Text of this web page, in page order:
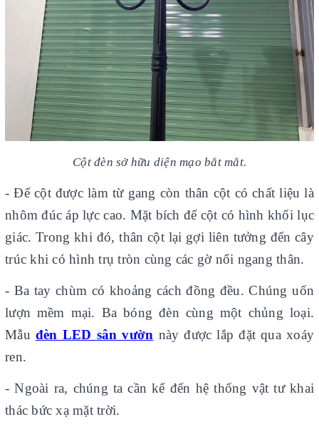
Cột đèn sở hữu diện mạo bắt mắt.
- Đế cột được làm từ gang còn thân cột có chất liệu là
nhôm đúc áp lực cao. Mặt bích đế cột có hình khối lục
giác. Trong khi đó, thân cột lại gợi liên tưởng đến cây
trúc khi có hình trụ tròn cùng các gờ nổi ngang thân.
- Ba tay chùm có khoảng cách đồng đều. Chúng uốn
lượn mềm mại. Ba bóng đèn cùng một chủng loại.
Mẫu đèn LED sân vườn này được lắp đặt qua xoáy
ren.
- Ngoài ra, chúng ta cần kể đến hệ thống vật tư khai
thác bức xạ mặt trời.